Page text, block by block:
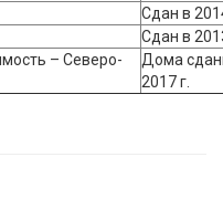
Сдан в
Сдан в
– Северо-
Дома
2017 г.